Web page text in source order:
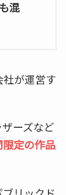
混
が運営す
ーズなど
限定の作品